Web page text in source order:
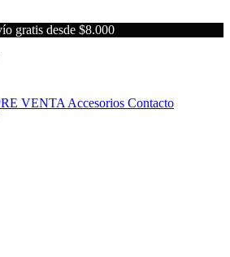
gratis desde $8.000
VENTA Accesorios Contacto